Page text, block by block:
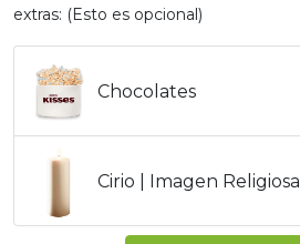
extras: (Esto es opcional)
Chocolates
Cirio | Imagen Religiosa